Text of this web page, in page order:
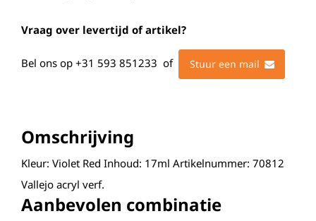
Vraag over levertijd of artikel?
Bel ons op +31 593 851233 of Stuur een mail
Omschrijving
Kleur: Violet Red Inhoud: 17ml Artikelnummer: 70812
Vallejo acryl verf.
Aanbevolen combinatie